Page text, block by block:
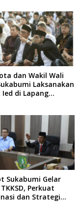
dan Wakil Wali
Laksanakan
Ied di Lapang
Sukabumi Gelar
Perkuat
dan Strategi